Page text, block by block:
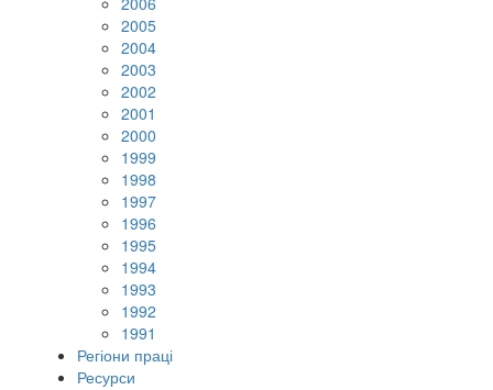
2005
2004
2003
2002
2001
2000
1999
1998
1997
1996
1995
1994
1993
1992
1991
Регіони праці
Ресурси